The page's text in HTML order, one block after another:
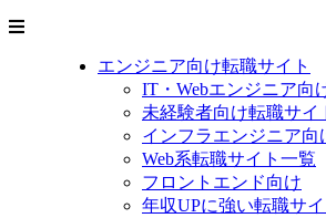
エンジニア向け転職サイト
IT・Webエンジニア向
未経験者向け転職サイ
インフラエンジニア向
Web系転職サイト一覧
フロントエンド向け
年収UPに強い転職サイ